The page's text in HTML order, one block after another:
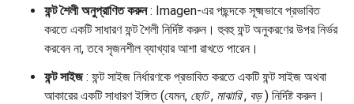
ফন্ট শৈলী অনুপ্রাণিত করুন: Imagen-এর পছন্দকে সূক্ষ্মভাবে প্রভাবিত
করতে একটি সাধারণ ফন্ট শৈলী নির্দিষ্ট করুন। হুবহু ফন্ট অনুকরণের উপর নির্ভর
করবেন না, তবে সৃজনশীল ব্যাখ্যার আশা রাখতে পারেন।
ফন্ট সাইজ: ফন্ট সাইজ নির্ধারণকে প্রভাবিত করতে একটি ফন্ট সাইজ অথবা
আকারের একটি সাধারণ ইঙ্গিত (যেমন, ছোট, মাঝারি, বড়) নির্দিষ্ট করুন।